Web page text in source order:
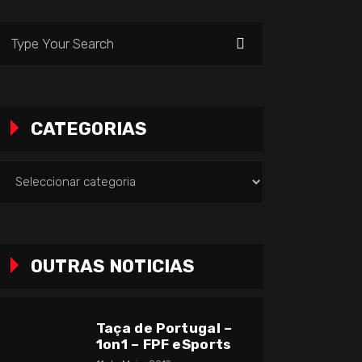
CATEGORIAS
OUTRAS NOTICIAS
Taça de Portugal –
1on1 – FPF eSports